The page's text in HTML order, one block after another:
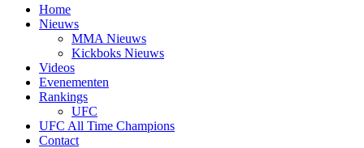
Home
Nieuws
MMA Nieuws
Kickboks Nieuws
Videos
Evenementen
Rankings
UFC
UFC All Time Champions
Contact